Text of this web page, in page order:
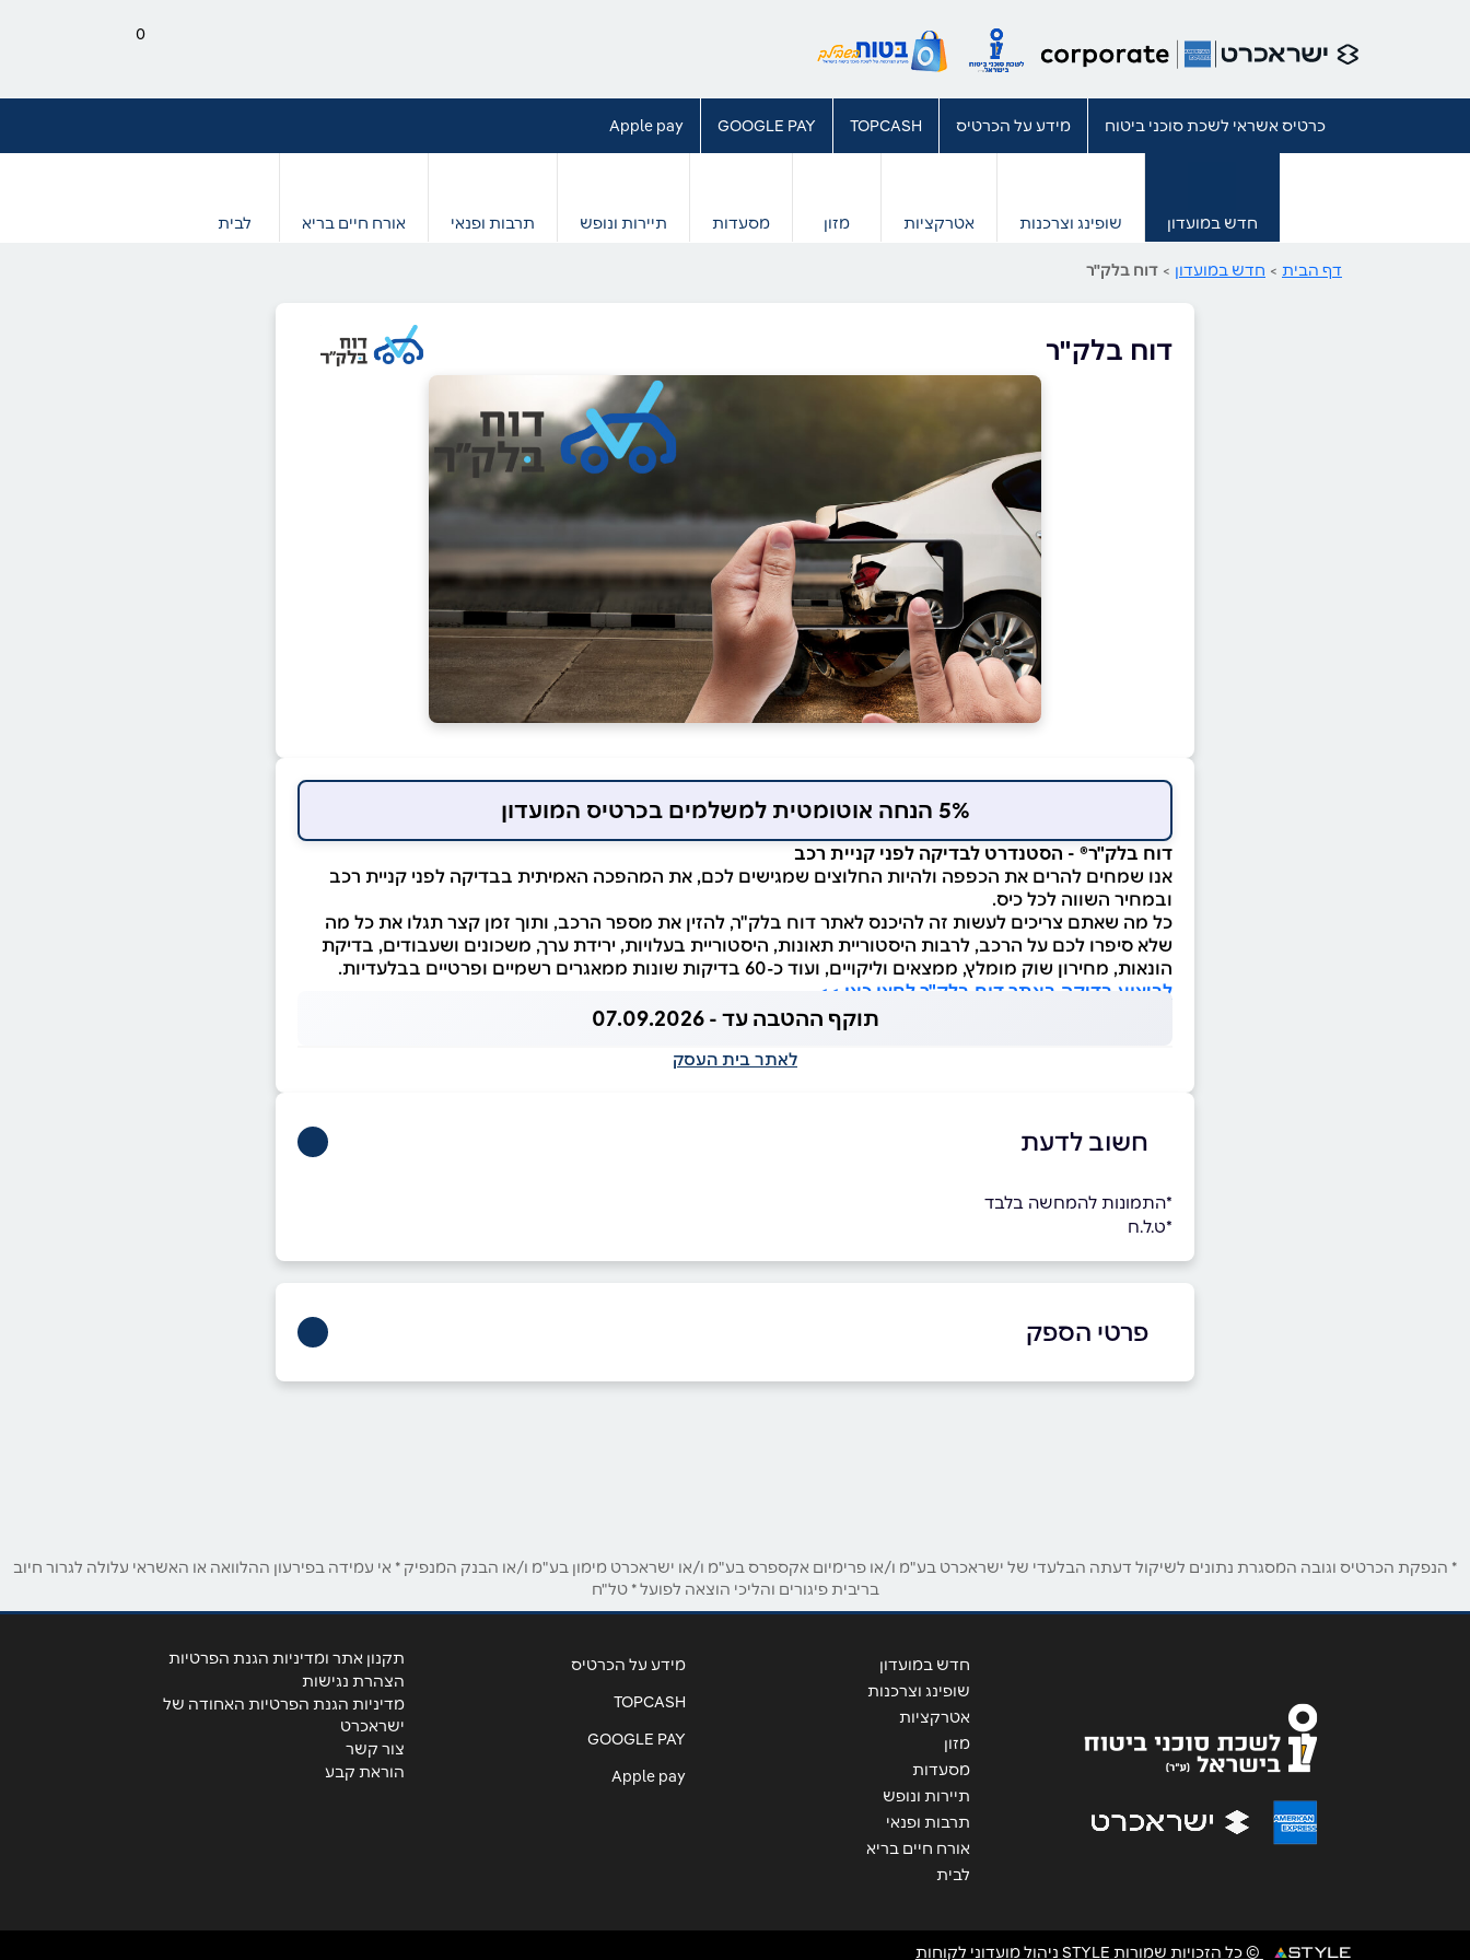
0
כרטיס אשראי לשכת סוכני ביטוח מידע על הכרטיס TOPCASH
GOOGLE PAY
Apple pay
חדש במועדון שופינג וצרכנות אטרקציות מזון מסעדות תיירות ונופש תרבות ופנאי אורח חיים בריא לבית
דף הבית > חדש במועדון > דוח בלק"ר
דוח בלק"ר
5% הנחה אוטומטית למשלמים בכרטיס המועדון
דוח בלק"ר® - הסטנדרט לבדיקה לפני קניית רכב
אנו שמחים להרים את הכפפה ולהיות החלוצים שמגישים לכם, את המהפכה האמיתית בבדיקה לפני קניית רכב
ובמחיר השווה לכל כיס.
כל מה שאתם צריכים לעשות זה להיכנס לאתר דוח בלק"ר, להזין את מספר הרכב, ותוך זמן קצר תגלו את כל מה
שלא סיפרו לכם על הרכב, לרבות היסטוריית תאונות, היסטוריית בעלויות, ירידת ערך, משכונים ושעבודים, בדיקת
הונאות, מחירון שוק מומלץ, ממצאים וליקויים, ועוד כ-60 בדיקות שונות ממאגרים רשמיים ופרטיים בבלעדיות.
לביצוע בדיקה באתר דוח בלק"ר לחצו כאן >>
תוקף ההטבה עד - 07.09.2026
לאתר בית העסק
חשוב לדעת
*התמונות להמחשה בלבד
*ט.ל.ח
פרטי הספק
טלפון אימייל*
הודעה*
* הנפקת הכרטיס וגובה המסגרת נתונים לשיקול דעתה הבלעדי של ישראכרט בע"מ ו/או פרימיום אקספרס בע"מ ו/או ישראכרט מימון בע"מ ו/או הבנק המנפיק * אי עמידה בפירעון ההלוואה או האשראי עלולה לגרור חיוב
בריבית פיגורים והליכי הוצאה לפועל * טל"ח
חדש במועדון
שופינג וצרכנות
אטרקציות
מזון
מסעדות
תיירות ונופש
תרבות ופנאי
אורח חיים בריא
לבית
מידע על הכרטיס
TOPCASH
GOOGLE PAY
Apple pay
תקנון אתר ומדיניות הגנת הפרטיות
הצהרת נגישות
מדיניות הגנת הפרטיות האחודה של
ישראכרט
צור קשר
הוראת קבע
© כל הזכויות שמורות STYLE ניהול מועדוני לקוחות